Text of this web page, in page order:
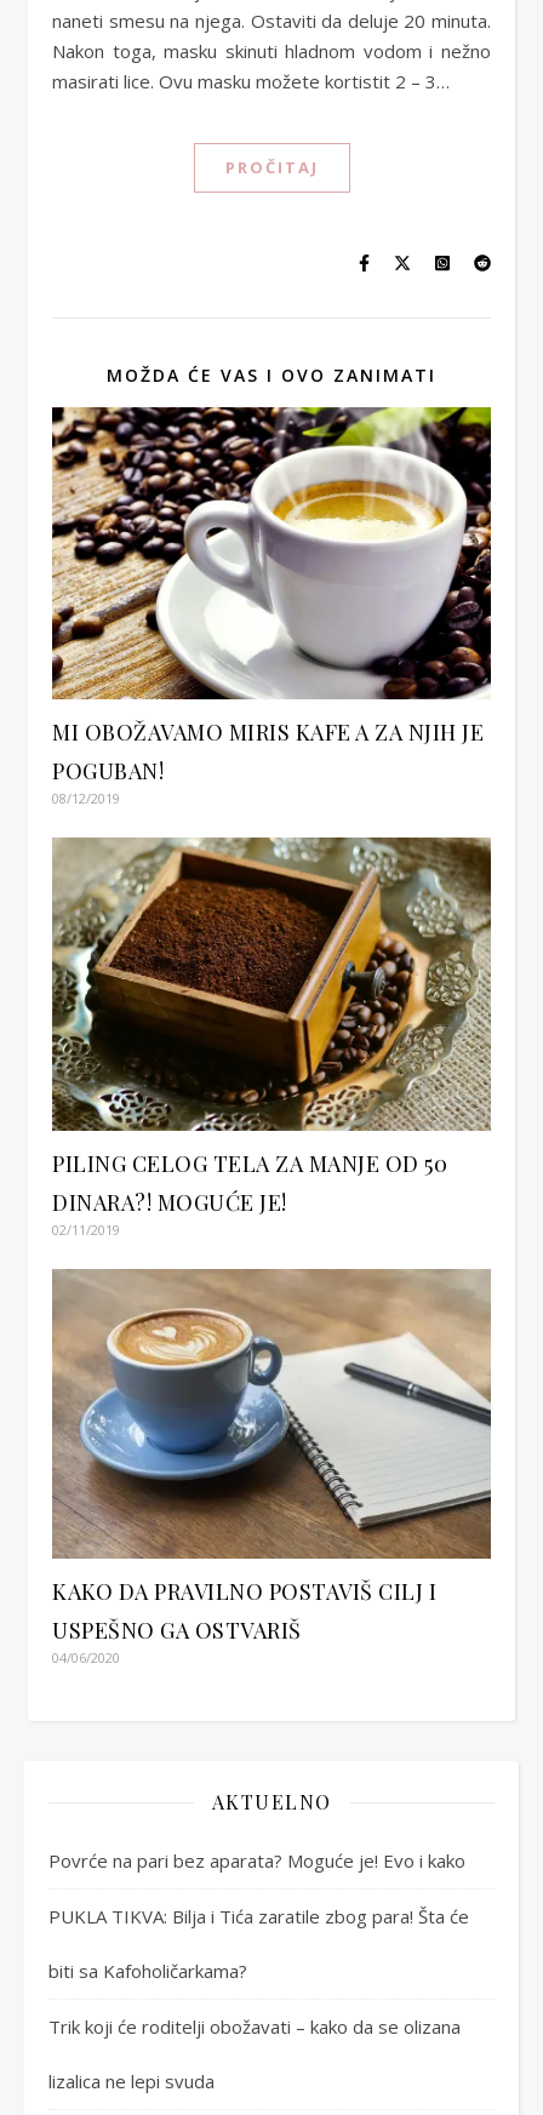
naneti smesu na njega. Ostaviti da deluje 20 minuta.
Nakon toga, masku skinuti hladnom vodom i nežno
masirati lice. Ovu masku možete kortistit 2 – 3…
PROČITAJ
MOŽDA ĆE VAS I OVO ZANIMATI
MI OBOŽAVAMO MIRIS KAFE A ZA NJIH JE
POGUBAN!
08/12/2019
PILING CELOG TELA ZA MANJE OD 50
DINARA?! MOGUĆE JE!
02/11/2019
KAKO DA PRAVILNO POSTAVIŠ CILJ I
USPEŠNO GA OSTVARIŠ
04/06/2020
AKTUELNO
Povrće na pari bez aparata? Moguće je! Evo i kako
PUKLA TIKVA: Bilja i Tića zaratile zbog para! Šta će
biti sa Kafoholičarkama?
Trik koji će roditelji obožavati – kako da se olizana
lizalica ne lepi svuda